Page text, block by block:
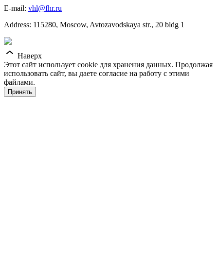
E-mail: vhl@fhr.ru
Address: 115280, Moscow, Avtozavodskaya str., 20 bldg 1
Наверх
Этот сайт использует cookie для хранения данных. Продолжая
использовать сайт, вы даете согласие на работу с этими
файлами.
Принять